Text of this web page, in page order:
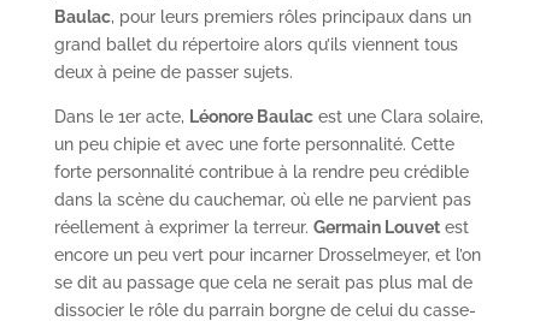
Baulac, pour leurs premiers rôles principaux dans un
grand ballet du répertoire alors qu’ils viennent tous
deux à peine de passer sujets.
Dans le 1er acte, Léonore Baulacest une Clara solaire,
un peu chipie et avec une forte personnalité. Cette
forte personnalité contribue à la rendre peu crédible
dans la scène du cauchemar, où elle ne parvient pas
réellement à exprimer la terreur. Germain Louvetest
encore un peu vert pour incarner Drosselmeyer, et l’on
se dit au passage que cela ne serait pas plus mal de
dissocier le rôle du parrain borgne de celui du casse-